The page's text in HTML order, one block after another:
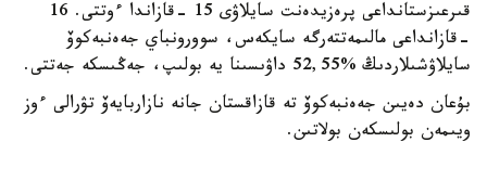
قىرعىزستانداعى پرەزيدەنت سايلاۋى 15 -قازاندا ءوتتى. 16
-قازانداعى مالىمەتتەرگە سايكەس، سوورونباي جەەنبەكوۆ
سايلاۋشىلاردىڭ %52,55 داۋىسىنا يە بولىپ، جەڭىسكە جەتتى.
بۇعان دەيىن جەەنبەكوۆ تە قازاقستان جانە نازاربايەۆ تۋرالى ءوز
ويىمەن بولىسكەن بولاتىن.